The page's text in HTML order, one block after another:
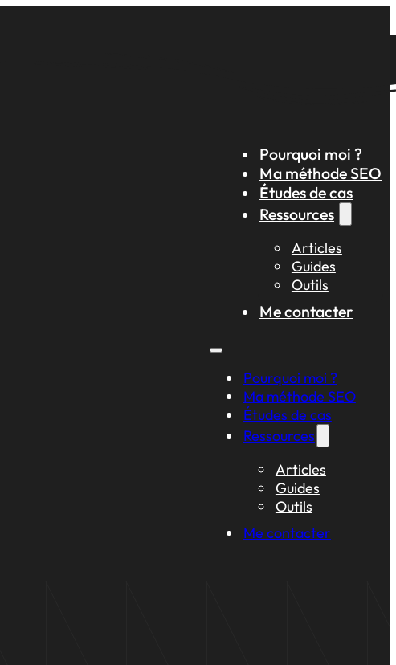
Pourquoi moi ?
Ma méthode SEO
Études de cas
Ressources
Articles
Guides
Outils
Me contacter
Pourquoi moi ?
Ma méthode SEO
Études de cas
Ressources
Articles
Guides
Outils
Me contacter